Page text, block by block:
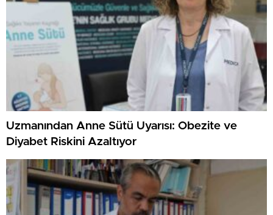
Uzmanından Anne Sütü Uyarısı: Obezite ve
Diyabet Riskini Azaltıyor